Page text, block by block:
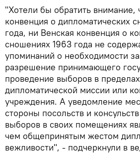
"Хотели бы обратить внимание,
конвенция о дипломатических
года, ни Венская конвенция о
сношениях 1963 года не
упоминаний о необходимости
разрешение принимающего
проведение выборов в
дипломатической миссии или
учреждения. А уведомление
стороны посольств и
выборов в своих помещениях
чем общепринятым жестом
вежливости", - подчеркнули в